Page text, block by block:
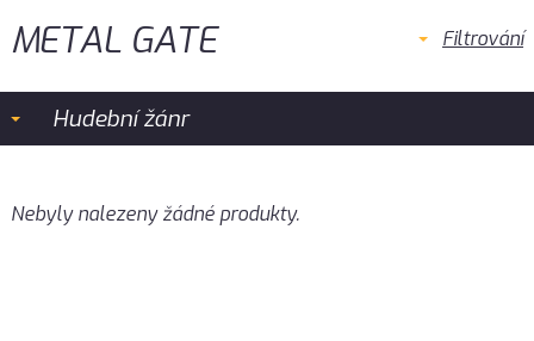
METAL GATE Filtrování
Hudební žánr
Nebyly nalezeny žádné produkty.